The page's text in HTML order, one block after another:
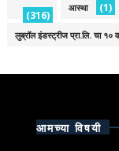
(316)
आस्था (1)
लुब्रॉल इंडस्ट्रीज प्रा.लि. चा १०
आमच्या विषयी